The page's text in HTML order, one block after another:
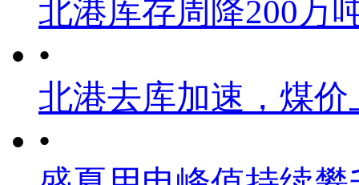
北港库存周降200万
•
北港去库加速，煤
•